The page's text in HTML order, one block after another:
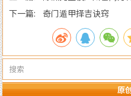
原
龙纳水
下一篇: 奇门遁甲择吉诀窍